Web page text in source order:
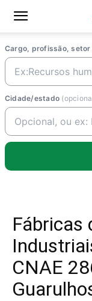
Cargo, profissão, setor
Cidade/estado
Fábricas
CNAE